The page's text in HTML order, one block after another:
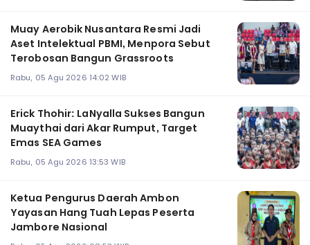
Muay Aerobik Nusantara Resmi Jadi
Aset Intelektual PBMI, Menpora Sebut
Terobosan Bangun Grassroots
Rabu, 05 Agu 2026 14:02 WIB
Erick Thohir: LaNyalla Sukses Bangun
Muaythai dari Akar Rumput, Target
Emas SEA Games
Rabu, 05 Agu 2026 13:53 WIB
Ketua Pengurus Daerah Ambon
Yayasan Hang Tuah Lepas Peserta
Jambore Nasional